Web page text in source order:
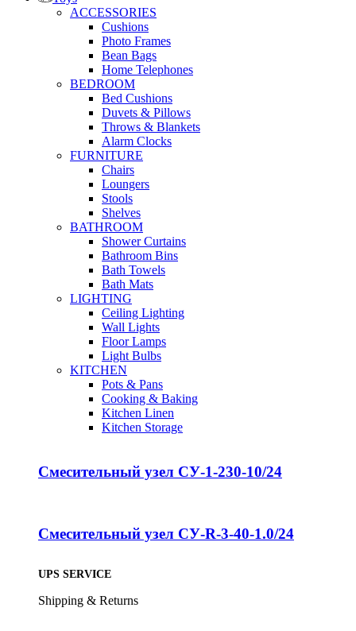
ACCESSORIES
Cushions
Photo Frames
Bean Bags
Home Telephones
BEDROOM
Bed Cushions
Duvets & Pillows
Throws & Blankets
Alarm Clocks
FURNITURE
Chairs
Loungers
Stools
Shelves
BATHROOM
Shower Curtains
Bathroom Bins
Bath Towels
Bath Mats
LIGHTING
Ceiling Lighting
Wall Lights
Floor Lamps
Light Bulbs
KITCHEN
Pots & Pans
Cooking & Baking
Kitchen Linen
Kitchen Storage
Смесительный узел СУ-1-230-10/24
Смесительный узел СУ-R-3-40-1.0/24
UPS SERVICE
Shipping & Returns